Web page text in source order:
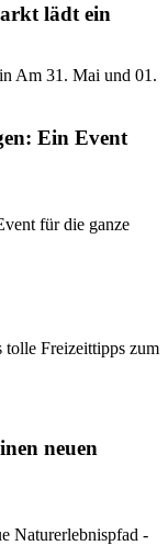
lädt ein
Am 31. Mai und 01.
Ein Event
für die ganze
tolle Freizeittipps zum
neuen
Naturerlebnispfad -